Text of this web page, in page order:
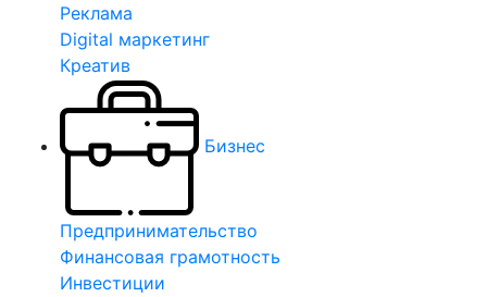
Реклама
Digital маркетинг
Креатив
Бизнес
Предпринимательство
Финансовая грамотность
Инвестиции